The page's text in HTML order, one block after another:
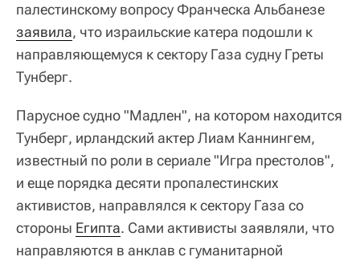
палестинскому вопросу Франческа Альбанезе
заявила, что израильские катера подошли к
направляющемуся к сектору Газа судну Греты
Тунберг.
Парусное судно "Мадлен", на котором находится
Тунберг, ирландский актер Лиам Каннингем,
известный по роли в сериале "Игра престолов",
и еще порядка десяти пропалестинских
активистов, направлялся к сектору Газа со
стороны Египта. Сами активисты заявляли, что
направляются в анклав с гуманитарной